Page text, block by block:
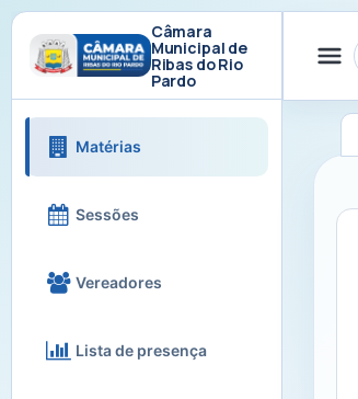
Câmara
Municipal de
Ribas do Rio
Pardo
Matérias
Sessões
Vereadores
Lista de presença